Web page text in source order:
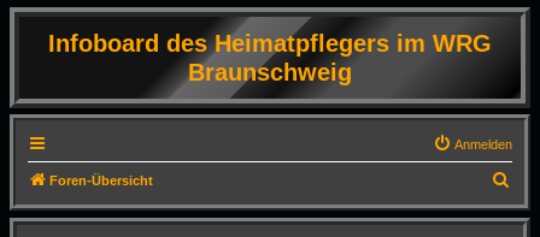
Infoboard des Heimatpflegers im WRG
Braunschweig
Anmelden
Foren-Übersicht
u